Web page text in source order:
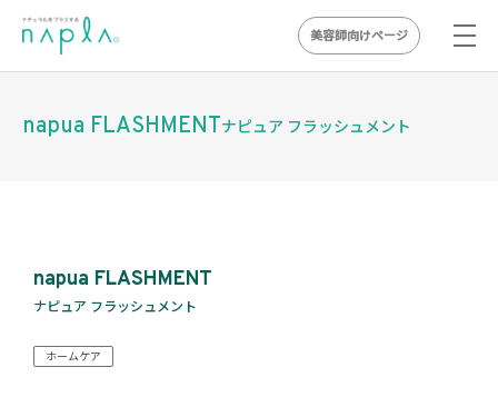
content
美容師向けページ
napua FLASHMENTナピュア フラッシュメント
napua FLASHMENT
ナピュア フラッシュメント
ホームケア